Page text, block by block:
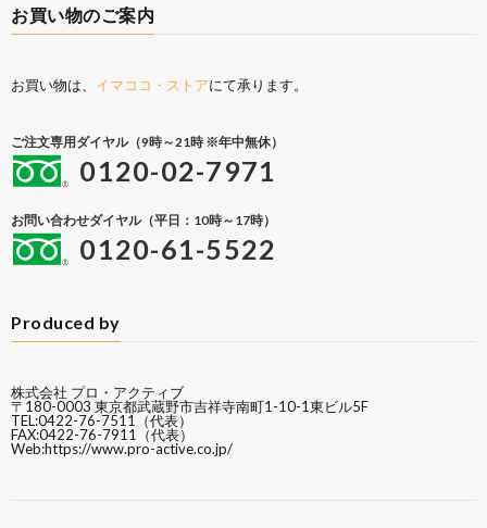
お買い物のご案内
お買い物は、 イマココ・ストアにて承ります。
ご注文専用ダイヤル（9時～21時 ※年中無休）
0120-02-7971
お問い合わせダイヤル（平日：10時～17時）
0120-61-5522
Produced by
株式会社 プロ・アクティブ
〒180-0003 東京都武蔵野市吉祥寺南町1-10-1東ビル5F
TEL:0422-76-7511（代表）
FAX:0422-76-7911（代表）
Web:https://www.pro-active.co.jp/